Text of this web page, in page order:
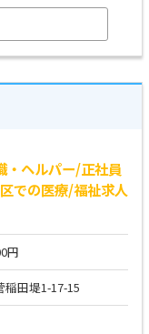
・ヘルパー/正社員
での医療/福祉求人
円
田堤1-17-15